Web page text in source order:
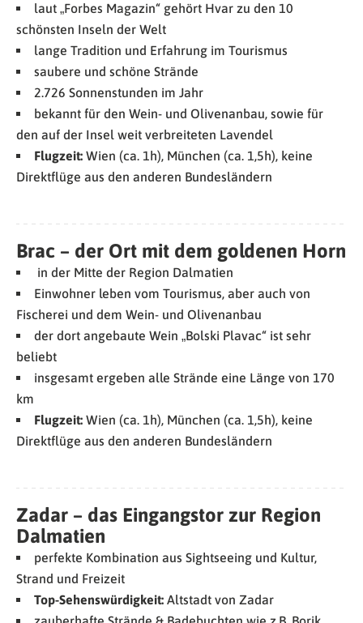
laut „Forbes Magazin“ gehört Hvar zu den 10
schönsten Inseln der Welt
lange Tradition und Erfahrung im Tourismus
saubere und schöne Strände
2.726 Sonnenstunden im Jahr
bekannt für den Wein- und Olivenanbau, sowie für
den auf der Insel weit verbreiteten Lavendel
Flugzeit: Wien (ca. 1h), München (ca. 1,5h), keine
Direktflüge aus den anderen Bundesländern
Brac – der Ort mit dem goldenen Horn
in der Mitte der Region Dalmatien
Einwohner leben vom Tourismus, aber auch von
Fischerei und dem Wein- und Olivenanbau
der dort angebaute Wein „Bolski Plavac“ ist sehr
beliebt
insgesamt ergeben alle Strände eine Länge von 170
km
Flugzeit: Wien (ca. 1h), München (ca. 1,5h), keine
Direktflüge aus den anderen Bundesländern
Zadar – das Eingangstor zur Region
Dalmatien
perfekte Kombination aus Sightseeing und Kultur,
Strand und Freizeit
Top-Sehenswürdigkeit: Altstadt von Zadar